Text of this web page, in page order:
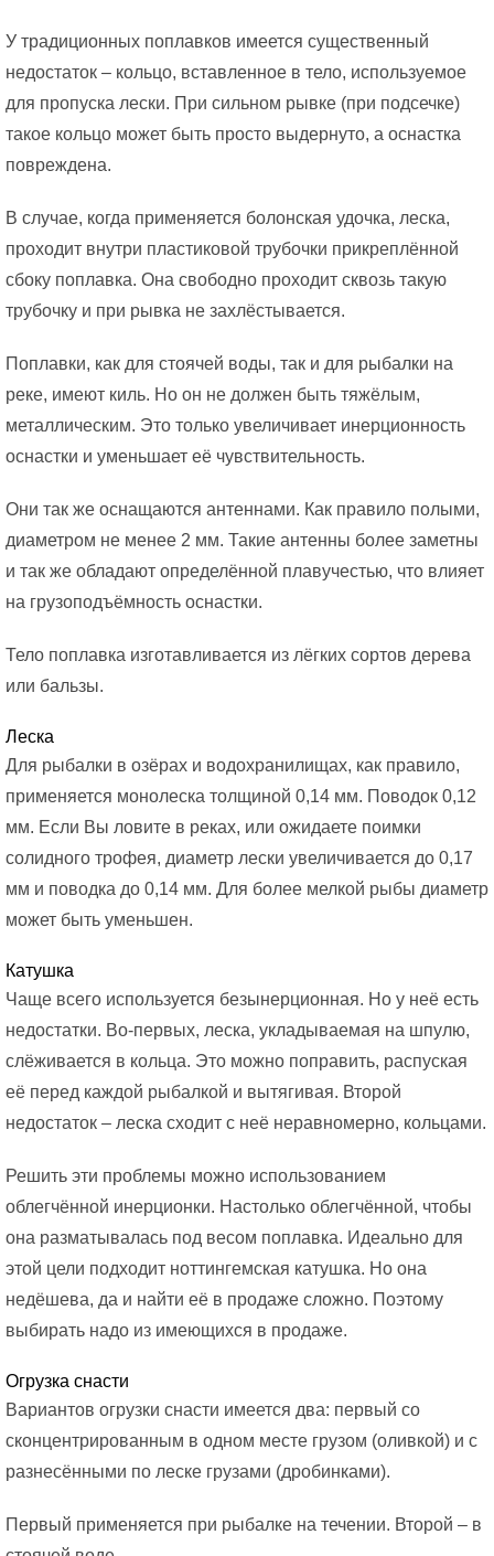
У традиционных поплавков имеется существенный
недостаток – кольцо, вставленное в тело, используемое
для пропуска лески. При сильном рывке (при подсечке)
такое кольцо может быть просто выдернуто, а оснастка
повреждена.
В случае, когда применяется болонская удочка, леска,
проходит внутри пластиковой трубочки прикреплённой
сбоку поплавка. Она свободно проходит сквозь такую
трубочку и при рывка не захлёстывается.
Поплавки, как для стоячей воды, так и для рыбалки на
реке, имеют киль. Но он не должен быть тяжёлым,
металлическим. Это только увеличивает инерционность
оснастки и уменьшает её чувствительность.
Они так же оснащаются антеннами. Как правило полыми,
диаметром не менее 2 мм. Такие антенны более заметны
и так же обладают определённой плавучестью, что влияет
на грузоподъёмность оснастки.
Тело поплавка изготавливается из лёгких сортов дерева
или бальзы.
Леска
Для рыбалки в озёрах и водохранилищах, как правило,
применяется монолеска толщиной 0,14 мм. Поводок 0,12
мм. Если Вы ловите в реках, или ожидаете поимки
солидного трофея, диаметр лески увеличивается до 0,17
мм и поводка до 0,14 мм. Для более мелкой рыбы диаметр
может быть уменьшен.
Катушка
Чаще всего используется безынерционная. Но у неё есть
недостатки. Во-первых, леска, укладываемая на шпулю,
слёживается в кольца. Это можно поправить, распуская
её перед каждой рыбалкой и вытягивая. Второй
недостаток – леска сходит с неё неравномерно, кольцами.
Решить эти проблемы можно использованием
облегчённой инерционки. Настолько облегчённой, чтобы
она разматывалась под весом поплавка. Идеально для
этой цели подходит ноттингемская катушка. Но она
недёшева, да и найти её в продаже сложно. Поэтому
выбирать надо из имеющихся в продаже.
Огрузка снасти
Вариантов огрузки снасти имеется два: первый со
сконцентрированным в одном месте грузом (оливкой) и с
разнесёнными по леске грузами (дробинками).
Первый применяется при рыбалке на течении. Второй – в